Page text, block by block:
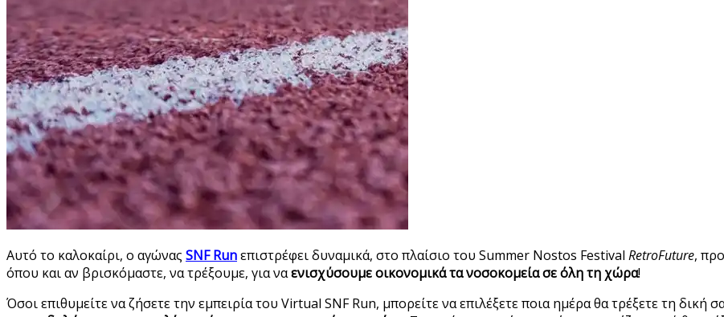
Αυτό το καλοκαίρι, ο αγώνας SNF Runεπιστρέφει δυναμικά, στο πλαίσιο του Summer Nostos Festival RetroFuture,
όπου και αν βρισκόμαστε, να τρέξουμε, για ναενισχύσουμε οικονομικά τα νοσοκομεία σε όλη τη χώρα!
Όσοι επιθυμείτε να ζήσετε την εμπειρία του Virtual SNF Run, μπορείτε να επιλέξετε ποια ημέρα θα τρέξετε τη δική